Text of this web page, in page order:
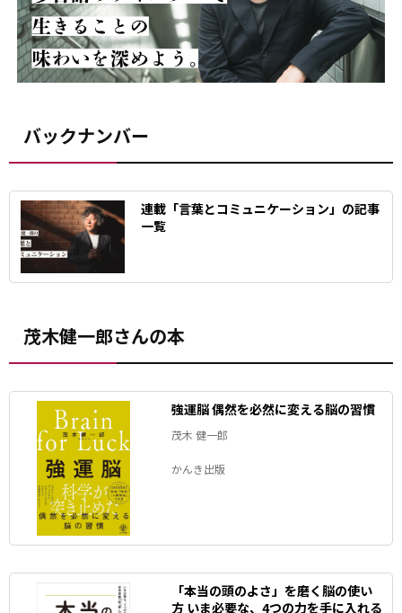
バックナンバー
連載「言葉とコミュニケーション」の記事
一覧
茂木健一郎さんの本
強運脳 偶然を必然に変える脳の習慣
茂木 健一郎
かんき出版
「本当の頭のよさ」を磨く脳の使い
方 いま必要な、4つの力を手に入れる